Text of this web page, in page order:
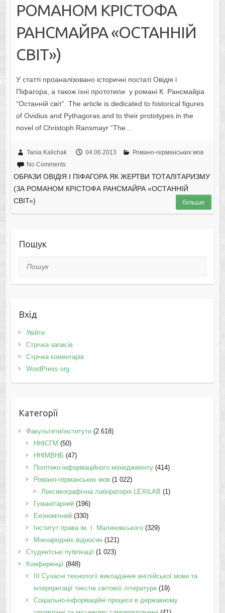
РОМАНОМ КРІСТОФА
РАНСМАЙРА «ОСТАННІЙ
СВІТ»)
У статті проаналізовано історичні постаті Овідія і
Піфагора, а також їхні прототипи у романі К. Рансмайра
“Останній світ”. The article is dedicated to historical figures
of Ovidius and Pythagoras and to their prototypes in the
novel of Christoph Ransmayr “The…
Tania Kalichak 04.06.2013
Романо-германських мов
No Comments
ОБРАЗИ ОВІДІЯ І ПІФАГОРА ЯК ЖЕРТВИ ТОТАЛІТАРИЗМУ
(ЗА РОМАНОМ КРІСТОФА РАНСМАЙРА «ОСТАННІЙ
СВІТ»)
більше
Пошук
Пошук
Вхід
Увійти
Стрічка записів
Стрічка коментарів
WordPress.org
Категорії
Факультети/інститути(2 618)
ННІСГМ (50)
ННІМВНБ (47)
Політико-інформаційного менеджменту(414)
Романо-германських мов(1 022)
Лексикографічна лабораторія LEXILAB (1)
Гуманітарний(196)
Економічний(330)
Інститут права ім. І. Малиновського(329)
Міжнародних відносин(121)
Студентські публікації(1 023)
Конференції(848)
III Сучасні технології викладання англійської мови та
інтерпретації текстів світової літератури(19)
Соціально-інформаційні процеси в державному